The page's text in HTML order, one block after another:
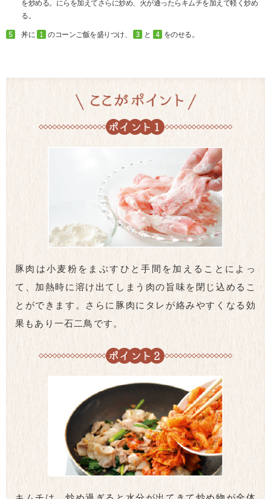
を炒める。にらを加えてさらに炒め、火が通ったらキムチを加えて軽く炒め
る。
丼に のコーンご飯を盛りつけ、 と をのせる。
豚肉は小麦粉をまぶすひと手間を加えることによっ
て、加熱時に溶け出てしまう肉の旨味を閉じ込めるこ
とができます。さらに豚肉にタレが絡みやすくなる効
果もあり一石二鳥です。